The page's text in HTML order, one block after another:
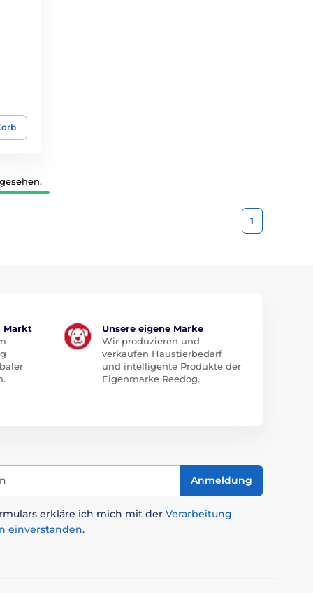
1
Markt
Unsere eigene Marke
Wir produzieren und
verkaufen Haustierbedarf
und intelligente Produkte der
Eigenmarke Reedog.
Anmeldung
erkläre ich mich mit der Verarbeitung
einverstanden.